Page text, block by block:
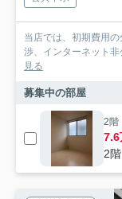
当店では、初期費用
渉、インターネット
見る
募集中の部屋
2階
7.6
2